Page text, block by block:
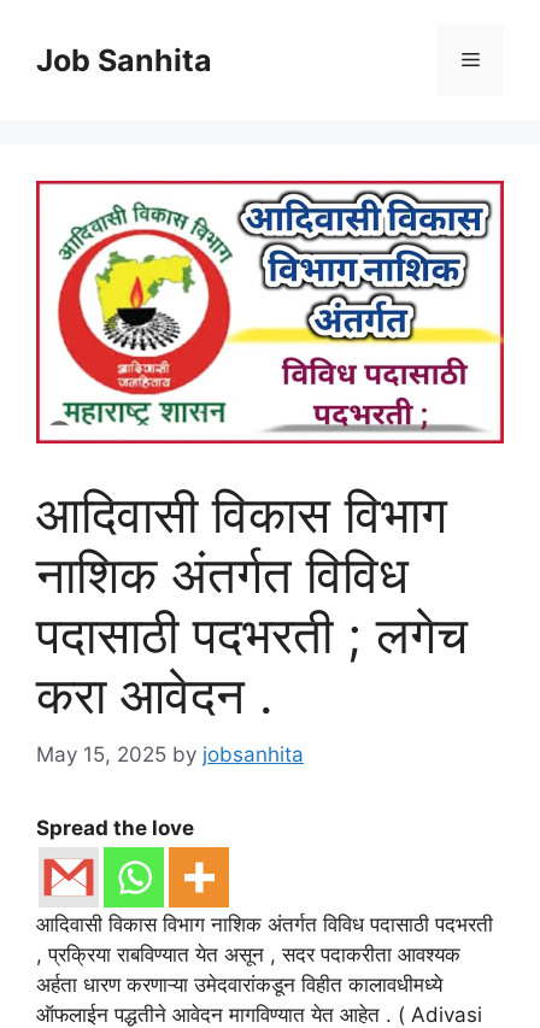
contentJob Sanhita Menu
आदिवासी विकास विभाग
नाशिक अंतर्गत विविध
पदासाठी पदभरती ; लगेच
करा आवेदन .
May 15, 2025 by jobsanhita
Spread the love
आदिवासी विकास विभाग नाशिक अंतर्गत विविध पदासाठी पदभरती
, प्रक्रिया राबविण्यात येत असून , सदर पदाकरीता आवश्यक
अर्हता धारण करणाऱ्या उमेदवारांकडून विहीत कालावधीमध्ये
ऑफलाईन पद्धतीने आवेदन मागविण्यात येत आहेत . ( Adivasi